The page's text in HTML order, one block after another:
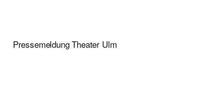
Pressemeldung Theater Ulm